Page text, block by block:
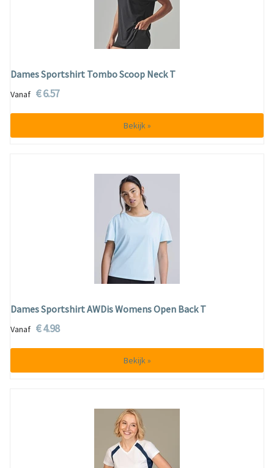
Dames Sportshirt Tombo Scoop Neck T
Vanaf € 6.57
Bekijk »
Dames Sportshirt AWDis Womens Open Back T
Vanaf € 4.98
Bekijk »